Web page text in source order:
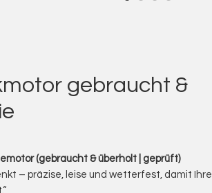
gebraucht &
(gebraucht & überholt | geprüft)
– präzise, leise und wetterfest, damit Ihre